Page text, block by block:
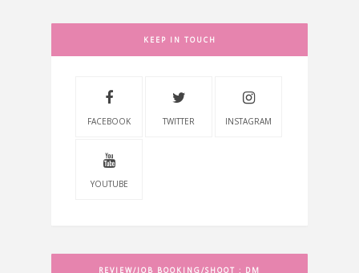
KEEP IN TOUCH
FACEBOOK TWITTER INSTAGRAM
YOUTUBE
REVIEW/JOB BOOKING/SHOOT : DM